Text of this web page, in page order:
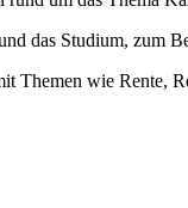
das Studium, zum
Themen wie Rente,